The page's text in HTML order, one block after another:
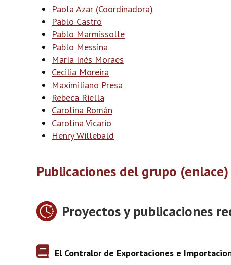
Paola Azar (Coordinadora)
Pablo Castro
Pablo Marmissolle
Pablo Messina
María Inés Moraes
Cecilia Moreira
Maximiliano Presa
Rebeca Riella
Carolina Román
Carolina Vicario
Henry Willebald
Publicaciones del grupo (enlace)
Proyectos y publicaciones
El Contralor de Exportaciones e